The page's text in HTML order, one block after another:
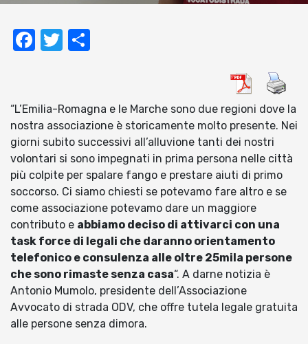
Facebook
Twitter
“L’Emilia-Romagna e le Marche sono due regioni dove la
nostra associazione è storicamente molto presente. Nei
giorni subito successivi all’alluvione tanti dei nostri
volontari si sono impegnati in prima persona nelle città
più colpite per spalare fango e prestare aiuti di primo
soccorso. Ci siamo chiesti se potevamo fare altro e se
come associazione potevamo dare un maggiore
contributo e abbiamo deciso di attivarci con una
task force di legali che daranno orientamento
telefonico e consulenza alle oltre 25mila persone
che sono rimaste senza casa“. A darne notizia è
Antonio Mumolo, presidente dell’Associazione
Avvocato di strada ODV, che offre tutela legale gratuita
alle persone senza dimora.